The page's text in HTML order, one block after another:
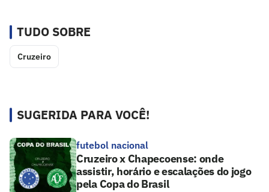
TUDO SOBRE
Cruzeiro
SUGERIDA PARA VOCÊ!
futebol nacional
Cruzeiro x Chapecoense: onde
assistir, horário e escalações do jogo
pela Copa do Brasil